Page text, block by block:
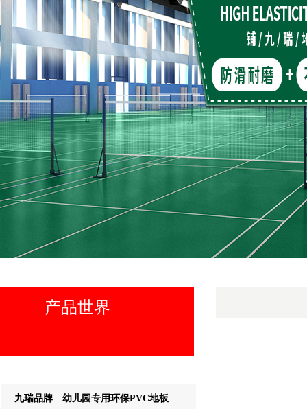
产品世界
九瑞品牌—幼儿园专用环保PVC地板